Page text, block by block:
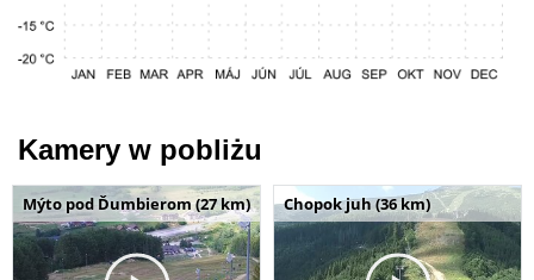
Kamery w pobliżu
Mýto pod Ďumbierom (27 km) Chopok juh (36 km)